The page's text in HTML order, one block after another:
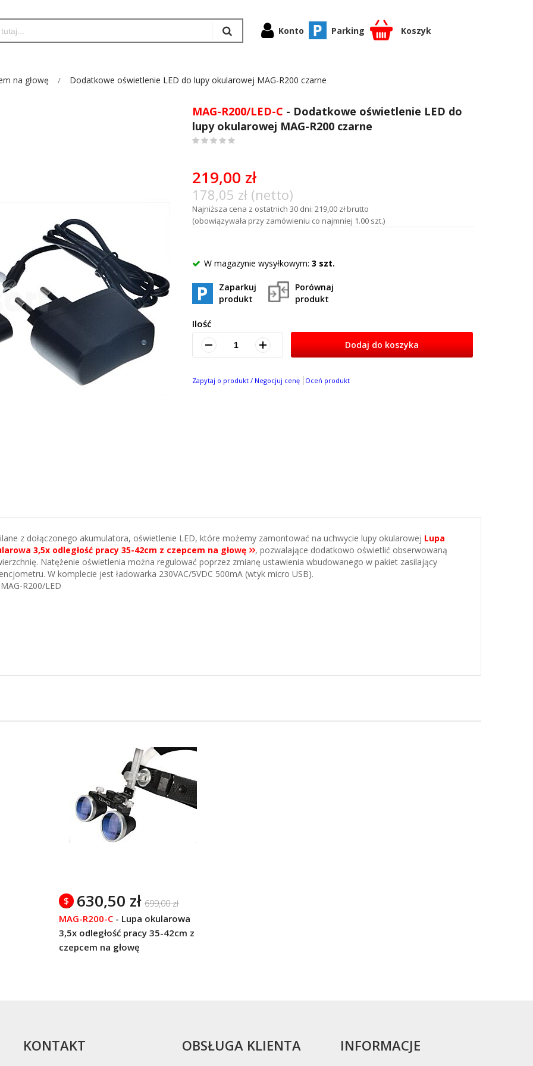
Konto Parking Koszyk
na głowę Dodatkowe oświetlenie LED do lupy okularowej MAG-R200 czarne
MAG-R200/LED-C - Dodatkowe oświetlenie LED do
lupy okularowej MAG-R200 czarne
100
219,00 zł
178,05 zł (netto)
Najniższa cena z ostatnich 30 dni: 219,00 zł brutto
(obowiązywała przy zamówieniu co najmniej 1.00 szt.)
W magazynie wysyłkowym: 3 szt.
Zaparkuj
produkt
Porównaj
produkt
Ilość
Dodaj do koszyka
Zapytaj o produkt / Negocjuj cenę Oceń produkt
z dołączonego akumulatora, oświetlenie LED, które możemy zamontować na uchwycie lupy okularowej Lupa
3,5x odległość pracy 35-42cm z czepcem na głowę
, pozwalające dodatkowo oświetlić obserwowaną
Natężenie oświetlenia można regulować poprzez zmianę ustawienia wbudowanego w pakiet zasilający
W komplecie jest ładowarka 230VAC/5VDC 500mA (wtyk micro USB).
R200/LED
630,50 zł 699,00 zł
$
MAG-R200-C - Lupa okularowa
3,5x odległość pracy 35-42cm z
czepcem na głowę
KONTAKT OBSŁUGA KLIENTA INFORMACJE